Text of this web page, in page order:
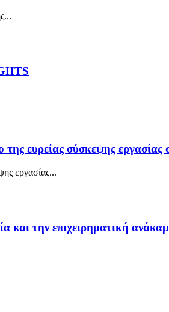
ευρείας σύσκεψης εργασίας
εργασίας...
και την επιχειρηματική